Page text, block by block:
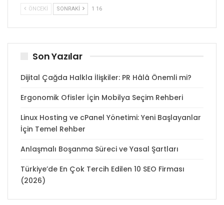
ÖNCEKI SONRAKI 1 16
Son Yazılar
Dijital Çağda Halkla İlişkiler: PR Hâlâ Önemli mi?
Ergonomik Ofisler İçin Mobilya Seçim Rehberi
Linux Hosting ve cPanel Yönetimi: Yeni Başlayanlar
İçin Temel Rehber
Anlaşmalı Boşanma Süreci ve Yasal Şartları
Türkiye’de En Çok Tercih Edilen 10 SEO Firması
(2026)